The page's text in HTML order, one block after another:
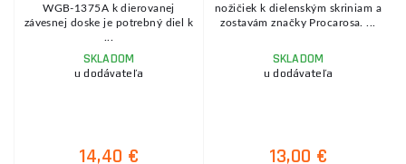
WGB-1375A k dierovanej
závesnej doske je potrebný diel k
SKLADOM
u dodávateľa
14,40 €
nožičiek k dielenským skriniam a
zostavám značky Procarosa. ...
SKLADOM
u dodávateľa
13,00 €